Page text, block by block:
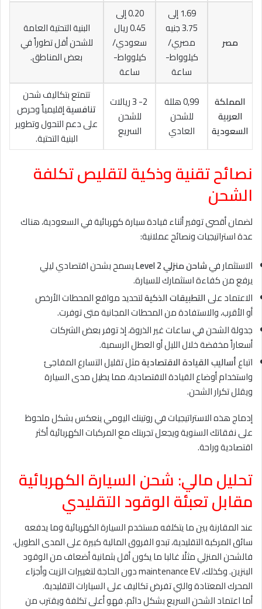
مصر
1.69 إلى
3.75 جنيه
مصري/
كيلوواط-
ساعة
0.20 إلى
0.45 ريال
سعودي/
كيلوواط-
ساعة
البنية التحتية العامة
للشحن أقل تطوراً في
بعض المناطق.
المملكة
العربية
السعودية
0,99 هللة
للشحن
العادي
2- 3 ريالات
للشحن
السريع
تتمتع بتكاليف شحن
تنافسيةإقليمياً وحرص
على دعم التحول وتطوير
البنية التحتية.
نصائح تقنية وذكية لتقليص تكلفة
الشحن
لضمان أقصى توفير أثناء قيادة سيارة كهربائية في السعودية، هناك
عدة استراتيجيات ونصائح عملانية:
الاستثمار فيشاحن منزلي Level 2
يسمح بشحن اقتصادي ليلي
يرفع من كفاءة استثمارك للسيارة.
الاعتماد علىالتطبيقات الذكيةلتحديد مواقع المحطات الأرخص
أو الأقرب، والاستفادة من المحطات المجانية متى توفرت.
جدولة الشحن في ساعات غير الذروة، إذ توفر بعض الشركات
أسعاراً مخفضة خلال الليل أو العطل الرسمية.
اتباعأساليب القيادة الاقتصاديةمثل تقليل التسارع المفاجئ
واستخدام أوضاع القيادة الاقتصادية، مما يطيل مدى السيارة
ويقلل تكرار الشحن.
إدماج هذه الاستراتيجيات في روتينك اليومي ينعكس بشكل ملحوظ
على نفقاتك السنوية ويجعل تجربتك مع المركبات الكهربائية أكثر
اقتصادية وراحة.
تحليل مالي: شحن السيارة الكهربائية
مقابل تعبئة الوقود التقليدي
عند المقارنة بين ما يتكلفه مستخدم السيارة الكهربائية وما يدفعه
سائق المركبة التقليدية، تبدو الفروق المالية كبيرة على المدى الطويل،
فالشحن المنزلي مثلًا غالبا ما يكون أقل بثمانية أضعاف من الوقود
البنزين. وكذلك، maintenance EV دون الحاجة لتغييرات الزيت وأجزاء
المحرك المعتادة والتي تفرض تكاليف على السيارات التقليدية.
أما اعتماد الشحن السريع بشكل دائم، فهو أعلى تكلفة ويقترب من